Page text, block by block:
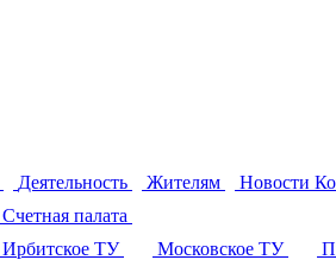
Деятельность Жителям Новости
Счетная палата
Ирбитское ТУ Московское ТУ